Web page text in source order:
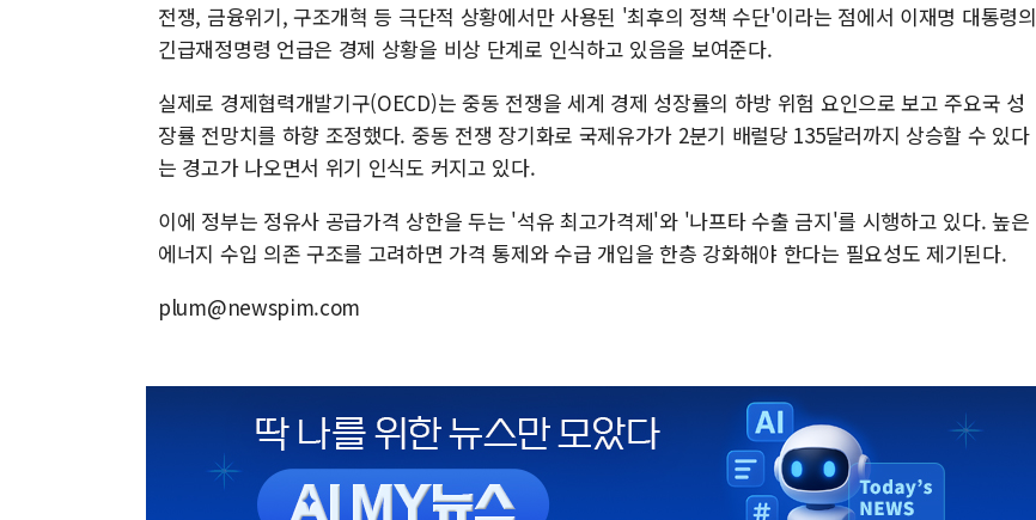
전쟁, 금융위기, 구조개혁 등 극단적 상황에서만 사용된 '최후의 정책 수단'이라는 점에서 이재명 대통령의
긴급재정명령 언급은 경제 상황을 비상 단계로 인식하고 있음을 보여준다.
실제로 경제협력개발기구(OECD)는 중동 전쟁을 세계 경제 성장률의 하방 위험 요인으로 보고 주요국 성
장률 전망치를 하향 조정했다. 중동 전쟁 장기화로 국제유가가 2분기 배럴당 135달러까지 상승할 수 있다
는 경고가 나오면서 위기 인식도 커지고 있다.
이에 정부는 정유사 공급가격 상한을 두는 '석유 최고가격제'와 '나프타 수출 금지'를 시행하고 있다. 높은
에너지 수입 의존 구조를 고려하면 가격 통제와 수급 개입을 한층 강화해야 한다는 필요성도 제기된다.
plum@newspim.com